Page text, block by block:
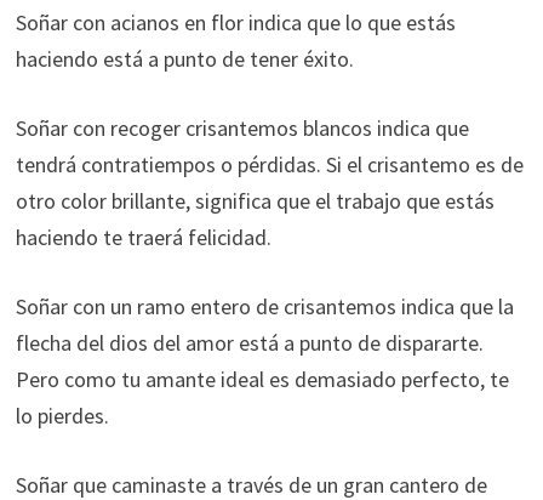
Soñar con acianos en flor indica que lo que estás
haciendo está a punto de tener éxito.
Soñar con recoger crisantemos blancos indica que
tendrá contratiempos o pérdidas. Si el crisantemo es de
otro color brillante, significa que el trabajo que estás
haciendo te traerá felicidad.
Soñar con un ramo entero de crisantemos indica que la
flecha del dios del amor está a punto de dispararte.
Pero como tu amante ideal es demasiado perfecto, te
lo pierdes.
Soñar que caminaste a través de un gran cantero de